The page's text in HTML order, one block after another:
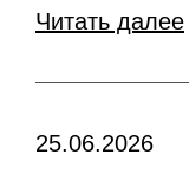
Читать далее
25.06.2026